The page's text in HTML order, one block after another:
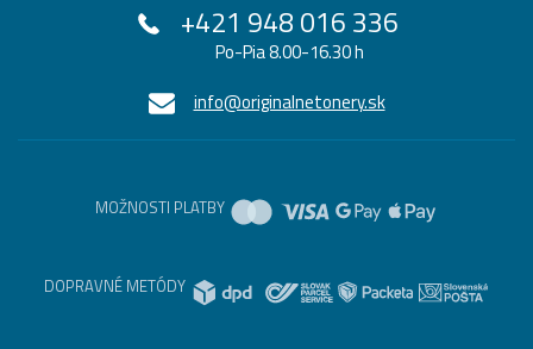
+421 948 016 336
Po-Pia 8.00-16.30 h
info@originalnetonery.sk
MOŽNOSTI PLATBY
DOPRAVNÉ METÓDY